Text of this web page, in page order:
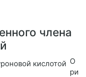
члена
О
ри